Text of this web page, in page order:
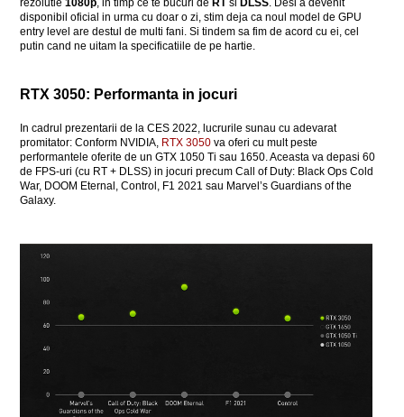
rezolutie1080p, in timp ce te bucuri de RTsi DLSS. Desi a devenit
disponibil oficial in urma cu doar o zi, stim deja ca noul model de GPU
entry level are destul de multi fani. Si tindem sa fim de acord cu ei, cel
putin cand ne uitam la specificatiile de pe hartie.
RTX 3050: Performanta in jocuri
In cadrul prezentarii de la CES 2022, lucrurile sunau cu adevarat
promitator: Conform NVIDIA, RTX 3050 va oferi cu mult peste
performantele oferite de un GTX 1050 Ti sau 1650. Aceasta va depasi 60
de FPS-uri (cu RT + DLSS) in jocuri precum Call of Duty: Black Ops Cold
War, DOOM Eternal, Control, F1 2021 sau Marvel’s Guardians of the
Galaxy.